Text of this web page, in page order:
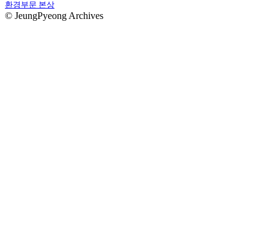
환경부문 본상
© JeungPyeong Archives